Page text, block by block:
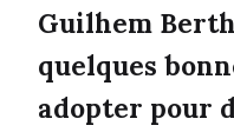
Guilhem
quelques
adopter pour